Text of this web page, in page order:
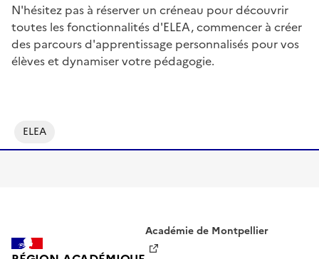
N'hésitez pas à réserver un créneau pour découvrir
toutes les fonctionnalités d'ELEA, commencer à créer
des parcours d'apprentissage personnalisés pour vos
élèves et dynamiser votre pédagogie.
ELEA
Académie de Montpellier